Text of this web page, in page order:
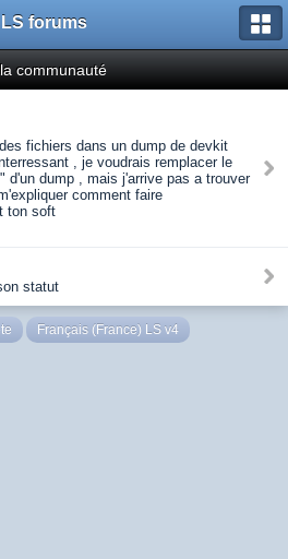
LS forums
communauté
fichiers dans un dump de devkit
, je voudrais remplacer le
d'un dump , mais j'arrive pas a trouver
comment faire
ton soft
statut
Français (France) LS v4